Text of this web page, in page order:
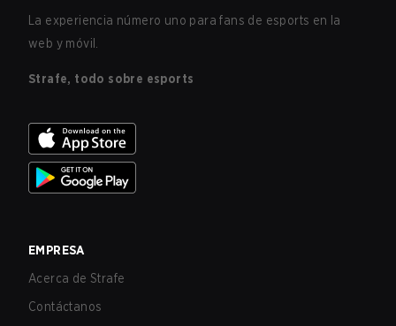
La experiencia número uno para fans de esports en la
web y móvil.
Strafe, todo sobre esports
EMPRESA
Acerca de Strafe
Contáctanos